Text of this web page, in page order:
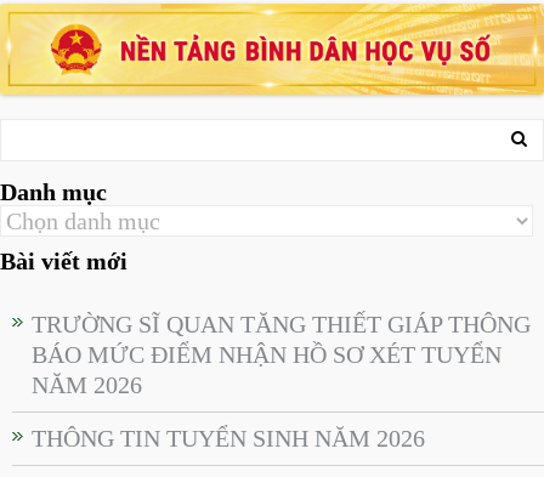
Danh mục
Bài viết mới
TRƯỜNG SĨ QUAN TĂNG THIẾT GIÁP THÔNG
BÁO MỨC ĐIỂM NHẬN HỒ SƠ XÉT TUYỂN
NĂM 2026
THÔNG TIN TUYỂN SINH NĂM 2026